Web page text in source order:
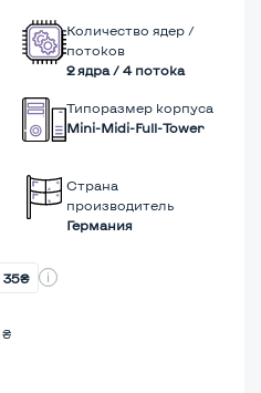
Количество ядер /
потоков
2 ядра / 4 потока
Типоразмер корпуса
Mini-Midi-Full-Tower
Страна
производитель
Германия
35₴
₴